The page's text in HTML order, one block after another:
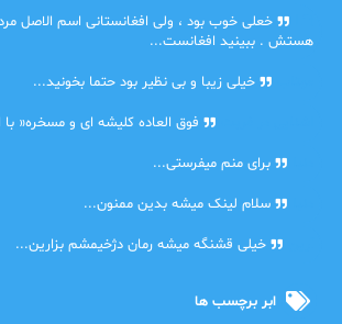
خعلی خوب بود ، ولی افغانستانی اسم الاصل
هستش . ببینید افغانست...
خیلی زیبا و بی نظیر بود حتما بخونید...
فوق العاده کلیشه ای و مسخره« با
برای منم میفرستی...
سلام لینک میشه بدین ممنون...
خیلی قشنگه میشه رمان دژخیمشم بزارین...
ابر برچسب ها